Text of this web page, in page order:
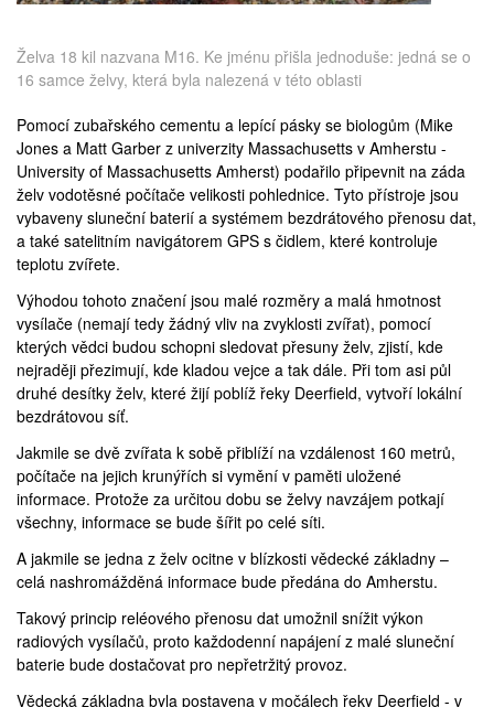
Želva 18 kil nazvana M16. Ke jménu přišla jednoduše: jedná se o
16 samce želvy, která byla nalezená v této oblasti
Pomocí zubařského cementu a lepící pásky se biologům (Mike
Jones a Matt Garber z univerzity Massachusetts v Amherstu -
University of Massachusetts Amherst) podařilo připevnit na záda
želv vodotěsné počítače velikosti pohlednice. Tyto přístroje jsou
vybaveny sluneční baterií a systémem bezdrátového přenosu dat,
a také satelitním navigátorem GPS s čidlem, které kontroluje
teplotu zvířete.
Výhodou tohoto značení jsou malé rozměry a malá hmotnost
vysílače (nemají tedy žádný vliv na zvyklosti zvířat), pomocí
kterých vědci budou schopni sledovat přesuny želv, zjistí, kde
nejraději přezimují, kde kladou vejce a tak dále. Při tom asi půl
druhé desítky želv, které žijí poblíž řeky Deerfield, vytvoří lokální
bezdrátovou síť.
Jakmile se dvě zvířata k sobě přiblíží na vzdálenost 160 metrů,
počítače na jejich krunýřích si vymění v paměti uložené
informace. Protože za určitou dobu se želvy navzájem potkají
všechny, informace se bude šířit po celé síti.
A jakmile se jedna z želv ocitne v blízkosti vědecké základny –
celá nashromážděná informace bude předána do Amherstu.
Takový princip reléového přenosu dat umožnil snížit výkon
radiových vysílačů, proto každodenní napájení z malé sluneční
baterie bude dostačovat pro nepřetržitý provoz.
Vědecká základna byla postavena v močálech řeky Deerfield - v